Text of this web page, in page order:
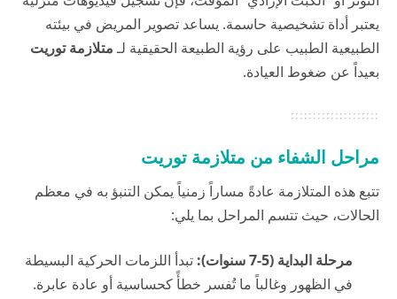
يعتبر أداة تشخيصية حاسمة. يساعد تصوير المريض في بيئته
الطبيعية الطبيب على رؤية الطبيعة الحقيقية لـمتلازمة توريت
بعيداً عن ضغوط العيادة.
مراحل الشفاء من متلازمة توريت
تتبع هذه المتلازمة عادةً مساراً زمنياً يمكن التنبؤ به في معظم
الحالات، حيث تتسم المراحل بما يلي:
مرحلة البداية (5-7 سنوات):
تبدأ اللزمات الحركية البسيطة
في الظهور وغالباً ما تُفسر خطأً كحساسية أو عادة عابرة.